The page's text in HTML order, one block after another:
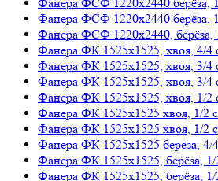
Фанера ФСФ 1220х2440 берёза,
Фанера ФСФ 1220х2440 берёза,
Фанера ФСФ 1220х2440,
Фанера ФК 1525х1525, хвоя, 4/
Фанера ФК 1525х1525, хвоя, 3/
Фанера ФК 1525х1525, хвоя, 3/
Фанера ФК 1525х1525, хвоя, 1/
Фанера ФК 1525х1525 хвоя, 1/2
Фанера ФК 1525х1525 хвоя, 1/2
Фанера ФК 1525х1525 берёза,
Фанера ФК 1525х1525, берёза,
Фанера ФК 1525х1525, берёза,